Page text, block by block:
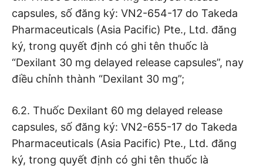
capsules, số đăng ký: VN2-654-17 do Takeda
Pharmaceuticals (Asia Pacific) Pte., Ltd. đăng
ký, trong quyết định có ghi tên thuốc là
“Dexilant 30 mg delayed release capsules”, nay
điều chỉnh thành “Dexilant 30 mg”;
6.2. Thuốc Dexilant 60 mg delayed release
capsules, số đăng ký: VN2-655-17 do Takeda
Pharmaceuticals (Asia Pacific) Pte., Ltd. đăng
ký, trong quyết định có ghi tên thuốc là